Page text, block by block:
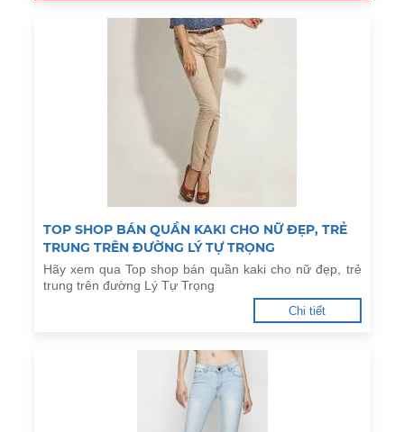
TOP SHOP BÁN QUẦN KAKI CHO NỮ ĐẸP, TRẺ
TRUNG TRÊN ĐƯỜNG LÝ TỰ TRỌNG
Hãy xem qua Top shop bán quần kaki cho nữ đẹp, trẻ
trung trên đường Lý Tự Trọng
Chi tiết